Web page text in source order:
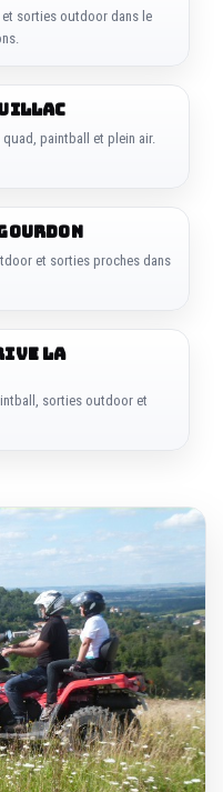
sorties outdoor dans le
paintball et plein air.
et sorties proches dans
LA
sorties outdoor et